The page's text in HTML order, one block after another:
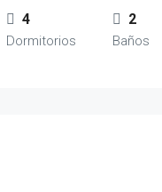
4
Dormitorios
2
Baños